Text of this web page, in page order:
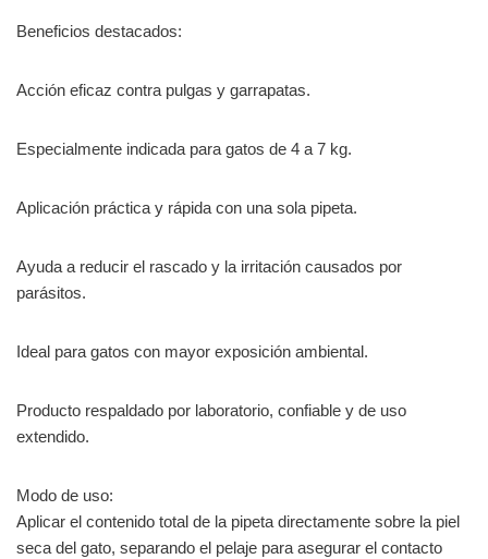
Beneficios destacados:
Acción eficaz contra pulgas y garrapatas.
Especialmente indicada para gatos de 4 a 7 kg.
Aplicación práctica y rápida con una sola pipeta.
Ayuda a reducir el rascado y la irritación causados por
parásitos.
Ideal para gatos con mayor exposición ambiental.
Producto respaldado por laboratorio, confiable y de uso
extendido.
Modo de uso:
Aplicar el contenido total de la pipeta directamente sobre la piel
seca del gato, separando el pelaje para asegurar el contacto